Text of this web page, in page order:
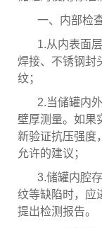
一、内部检
1.从内表面
焊接、不锈钢封
纹；
2.当储罐内
壁厚测量。如果
新验证抗压强度
允许的建议；
3.储罐内腔
纹等缺陷时，应
提出检测报告。